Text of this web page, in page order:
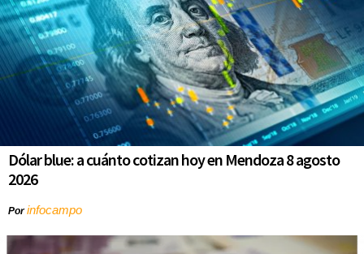
Dólar blue: a cuánto cotizan hoy en Mendoza 8 agosto
2026
Porinfocampo